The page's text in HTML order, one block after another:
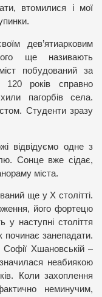
втомилися і мої
дев’ятиарковим
ще називають
побудований за
120 років справно
пагорбів села.
Студенти зразу
відвідуємо одне з
Сонце вже сідає,
міста.
ще у Х столітті.
його фортецю
у наступні століття
починає занепадати.
Софії Хшановській –
неабиякою
Коли захоплення
неминучим,